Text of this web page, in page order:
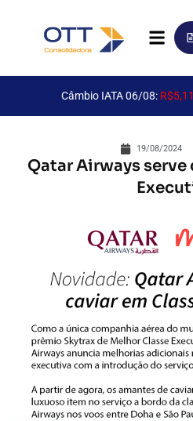
Câmbio IATA 06/08:
19/08/2024
Qatar Airways serve